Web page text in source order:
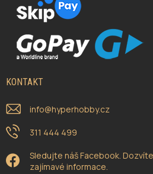
KONTAKT
info@hyperhobby.cz
311 444 499
Sledujte náš Facebook.
zajímavé informace.